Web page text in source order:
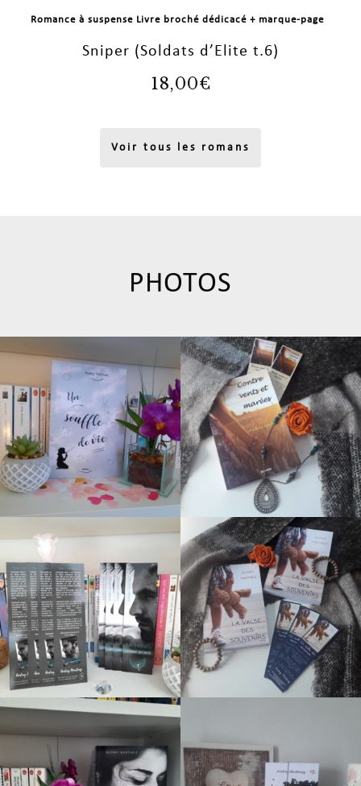
Romance à suspense Livre broché dédicacé + marque-page
Sniper (Soldats d’Elite t.6)
18,00€
Voir tous les romans
PHOTOS